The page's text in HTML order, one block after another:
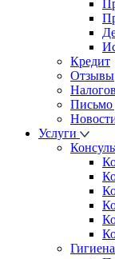
Кредит
Отзывы
Письмо
Услуги